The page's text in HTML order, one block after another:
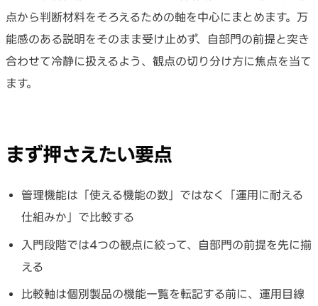
点から判断材料をそろえるための軸を中心にまとめます。万
能感のある説明をそのまま受け止めず、自部門の前提と突き
合わせて冷静に扱えるよう、観点の切り分け方に焦点を当て
ます。
まず押さえたい要点
管理機能は「使える機能の数」ではなく「運用に耐える
仕組みか」で比較する
入門段階では4つの観点に絞って、自部門の前提を先に揃
える
比較軸は個別製品の機能一覧を転記する前に、運用目線